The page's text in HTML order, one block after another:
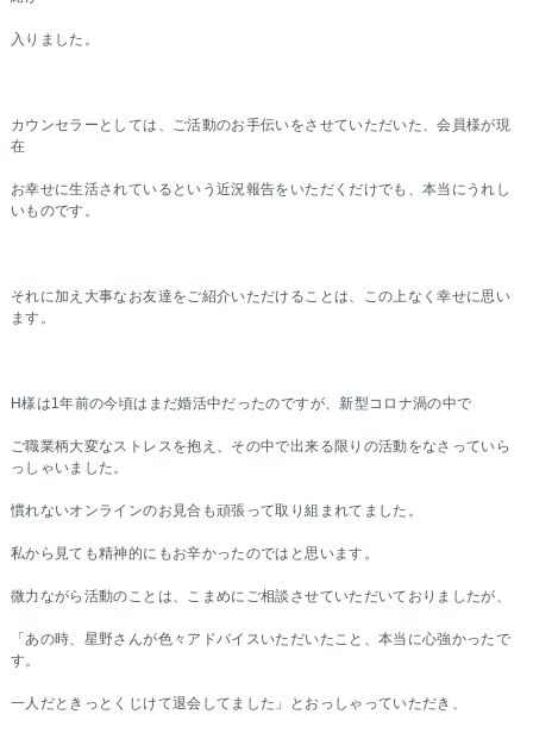
入りました。
カウンセラーとしては、ご活動のお手伝いをさせていただいた、会員様が現
在
お幸せに生活されているという近況報告をいただくだけでも、本当にうれし
いものです。
それに加え大事なお友達をご紹介いただけることは、この上なく幸せに思い
ます。
H様は1年前の今頃はまだ婚活中だったのですが、新型コロナ渦の中で
ご職業柄大変なストレスを抱え、その中で出来る限りの活動をなさっていら
っしゃいました。
慣れないオンラインのお見合も頑張って取り組まれてました。
私から見ても精神的にもお辛かったのではと思います。
微力ながら活動のことは、こまめにご相談させていただいておりましたが、
「あの時、星野さんが色々アドバイスいただいたこと、本当に心強かったで
す。
一人だときっとくじけて退会してました」とおっしゃっていただき、